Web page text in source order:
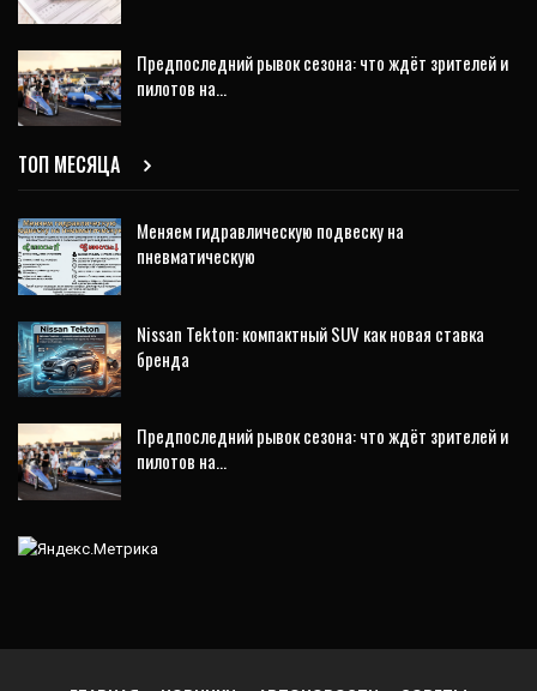
Предпоследний рывок сезона: что ждёт зрителей и
пилотов на…
ТОП МЕСЯЦА
Меняем гидравлическую подвеску на
пневматическую
Nissan Tekton: компактный SUV как новая ставка
бренда
Предпоследний рывок сезона: что ждёт зрителей и
пилотов на…